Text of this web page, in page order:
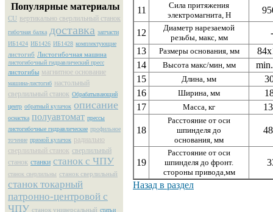
Популярные материалы
CU вертикально сверлильный станок
гибочная балка доставка запчасти
ИБ1424 ИБ1426 ИБ1428 комплектующие
листогиб Листогибочная машина
листогибочный гидравлический пресс
листогибы магнитное основание
машина-листогиб настольный
сверлильный станок Обрабатывающий
центр обратный кулачок описание
оснастка полуавтомат прессы
листогибочные гидравлические профильное
точение прямой кулачок радиально
сверлильный станок сверлильный
станок станки станок с ЧПУ
станок сверлильны станок сверлильный
станок токарный
патронно-центровой с
ЧПУ станок универсальный статьи
11
Сила притяжения
электромагнита, H
12
Диаметр нарезаемой
резьбы, макс, мм
-
13
Размеры основания, мм
14
Высота макс/мин, мм
15
Длина, мм
16
Ширина, мм
17
Масса, кг
18
Расстояние от оси
шпинделя до
основания, мм
19
Расстояние от оси
шпинделя до фронт.
стороны привода,мм
Назад в раздел